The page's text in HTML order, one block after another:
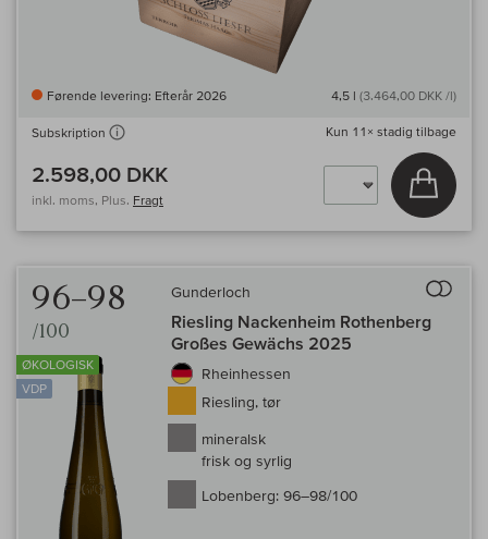
Førende levering: Efterår 2026 4,5 l (3.464,00 DKK /l)
Subskription Kun 11× stadig tilbage
2.598,00 DKK
inkl. moms, Plus. Fragt
Læg i
96–98
/100
ØKOLOGISK
VDP
Gunderloch
Riesling Nackenheim Rothenberg
Großes Gewächs 2025
Rheinhessen
Riesling, tør
mineralsk
frisk og syrlig
Lobenberg: 96–98/100